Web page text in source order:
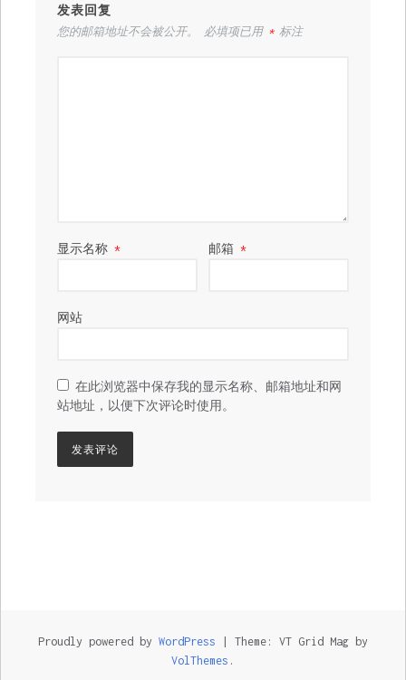
发表回复
您的邮箱地址不会被公开。 必填项已用 *标注
显示名称 * 邮箱*
网站
在此浏览器中保存我的显示名称、邮箱地址和网
站地址，以便下次评论时使用。
Proudly powered by WordPress
Theme: VT Grid Mag by
VolThemes .